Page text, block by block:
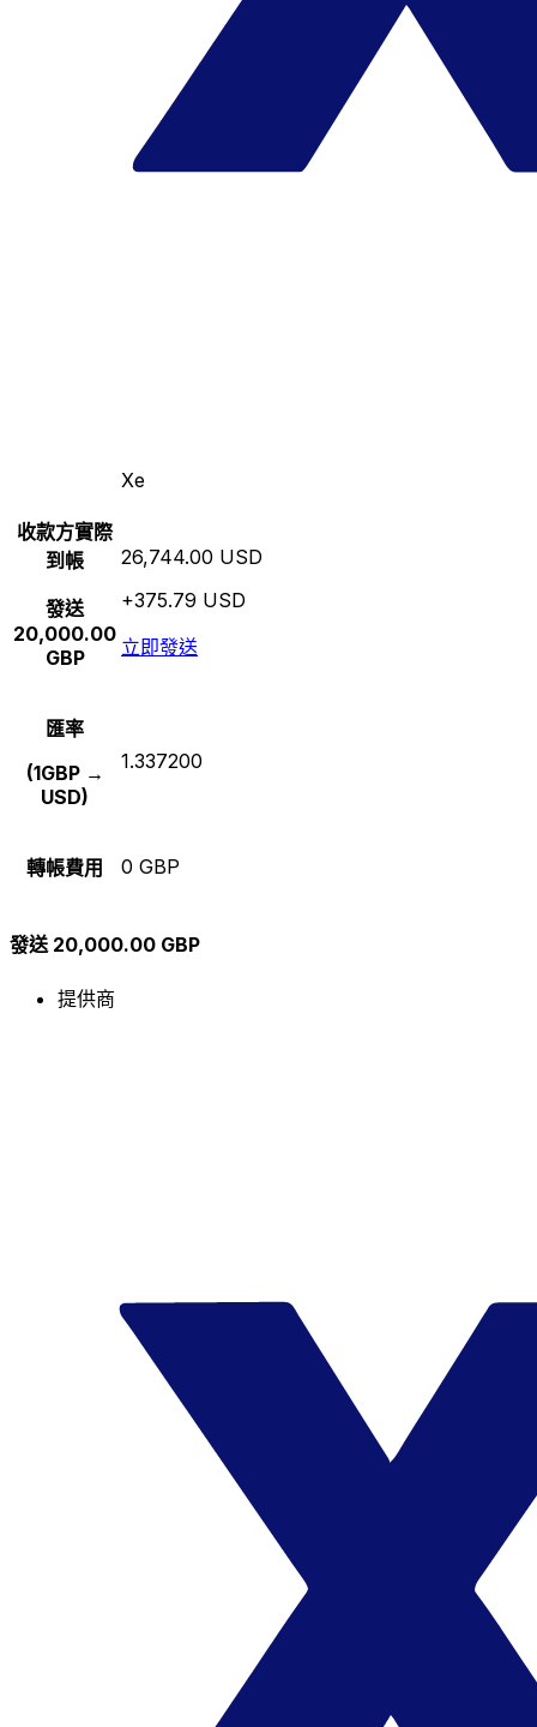
Xe
收款方實際
到帳
發送
20,000.00
GBP
26,744.00 USD
+375.79 USD
立即發送
匯率
(1GBP →
USD)
1.337200
轉帳費用 0 GBP
發送 20,000.00 GBP
提供商